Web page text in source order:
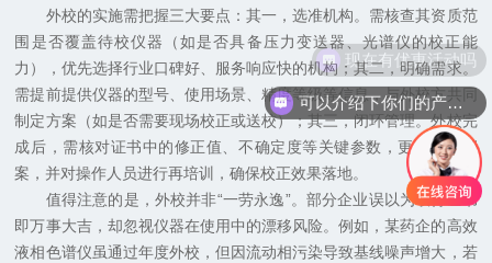
外校的实施需把握三大要点：其一，选准机构。需核查其资质范
围是否覆盖待校仪器（如是否具备压力变送器、光谱仪的校正能
力），优先选择行业口碑好、服务响应快的机构；其二，明确需求。
需提前提供仪器的型号、使用场景、精度等级等信息，与外校方共同
制定方案（如是否需要现场校正或送校）；其三，闭环管理。外校完
成后，需核对证书中的修正值、不确定度等关键参数，更新仪器档
案，并对操作人员进行再培训，确保校正效果落地。
值得注意的是，外校并非“一劳永逸”。部分企业误以为取得证书
即万事大吉，却忽视仪器在使用中的漂移风险。例如，某药企的高效
液相色谱仪虽通过年度外校，但因流动相污染导致基线噪声增大，若
可以介绍下你们的产品么
现在有优惠活动吗